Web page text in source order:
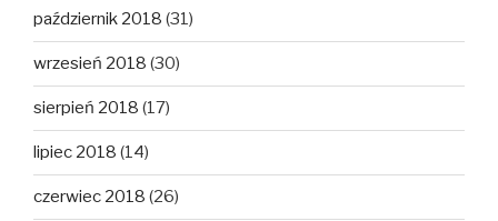
październik 2018 (31)
wrzesień 2018 (30)
sierpień 2018 (17)
lipiec 2018 (14)
czerwiec 2018 (26)